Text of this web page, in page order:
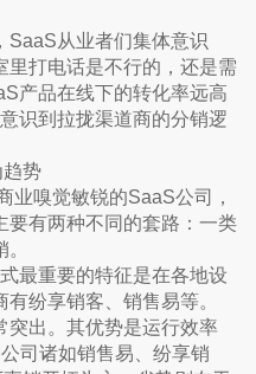
SaaS从业者们集体意识
里打电话是不行的，还是需
产品在线下的转化率远高
识到拉拢渠道商的分销逻
趋势
业嗅觉敏锐的SaaS公司，
要有两种不同的套路：一类
最重要的特征是在各地设
纷享销客、销售易等。
突出。其优势是运行效率
司诸如销售易、纷享销